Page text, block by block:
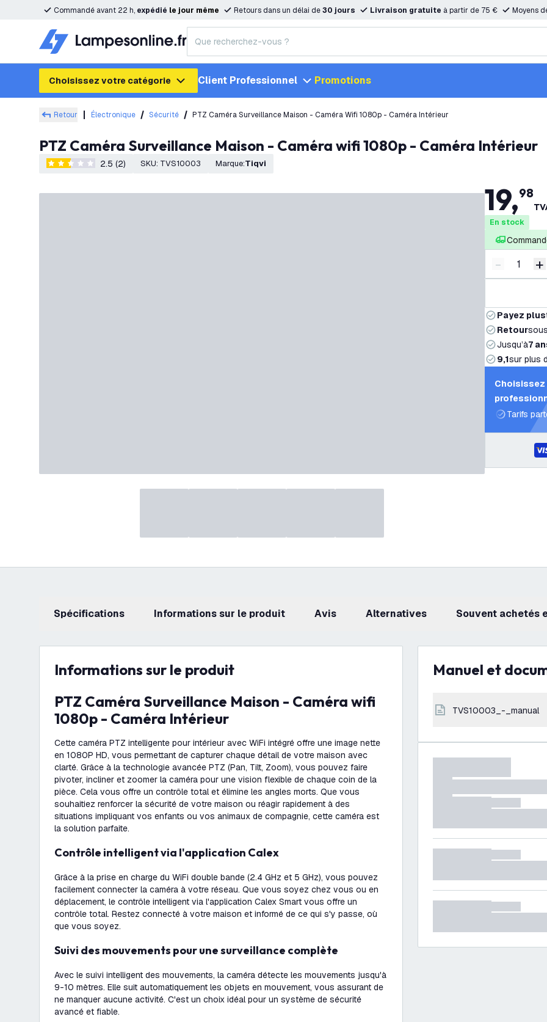
Commandé avant 22 h, expédié le jour même Retours dans un délai de30 jours Livraison gratuite à partir de 75 € Moyens
Choisissez votre catégorie Client Professionnel Promotions
Retour Électronique Sécurité PTZ Caméra Surveillance Maison - Caméra Wifi 1080p - Caméra Intérieur
PTZ Caméra Surveillance Maison - Caméra wifi 1080p - Caméra Intérieur
2.5 étoiles de notation
2.5 (2) SKU: TVS10003 Marque: Tiqvi
19,98
En stock
Diminuer
- +
Payez plus
Retoursous
Jusqu’à7
9,1sur plus
Tarifs
Spécifications Informations sur le produit avis Alternatives Souvent achetés
Informations sur le produit
PTZ Caméra Surveillance Maison - Caméra wifi
1080p - Caméra Intérieur
Cette caméra PTZ intelligente pour intérieur avec WiFi intégré offre une image nette
en 1080P HD, vous permettant de capturer chaque détail de votre maison avec
clarté. Grâce à la technologie avancée PTZ (Pan, Tilt, Zoom), vous pouvez faire
pivoter, incliner et zoomer la caméra pour une vision flexible de chaque coin de la
pièce. Cela vous offre un contrôle total et élimine les angles morts. Que vous
souhaitiez renforcer la sécurité de votre maison ou réagir rapidement à des
situations impliquant vos enfants ou vos animaux de compagnie, cette caméra est
la solution parfaite.
Contrôle intelligent via l'application Calex
Grâce à la prise en charge du WiFi double bande (2.4 GHz et 5 GHz), vous pouvez
facilement connecter la caméra à votre réseau. Que vous soyez chez vous ou en
déplacement, le contrôle intelligent via l'application Calex Smart vous offre un
contrôle total. Restez connecté à votre maison et informé de ce qui s'y passe, où
que vous soyez.
Suivi des mouvements pour une surveillance complète
Avec le suivi intelligent des mouvements, la caméra détecte les mouvements jusqu'à
9-10 mètres. Elle suit automatiquement les objets en mouvement, vous assurant de
ne manquer aucune activité. C'est un choix idéal pour un système de sécurité
avancé et fiable.
Manuel et
TVS10003_-_manual